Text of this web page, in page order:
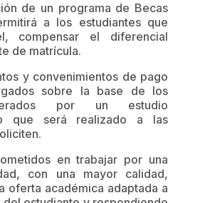
de un programa de Becas
a los estudiantes que
compensar el diferencial
de matrícula.
y convenimientos de pago
sobre la base de los
por un estudio
que será realizado a las
en trabajar por una
con una mayor calidad,
oferta académica adaptada a